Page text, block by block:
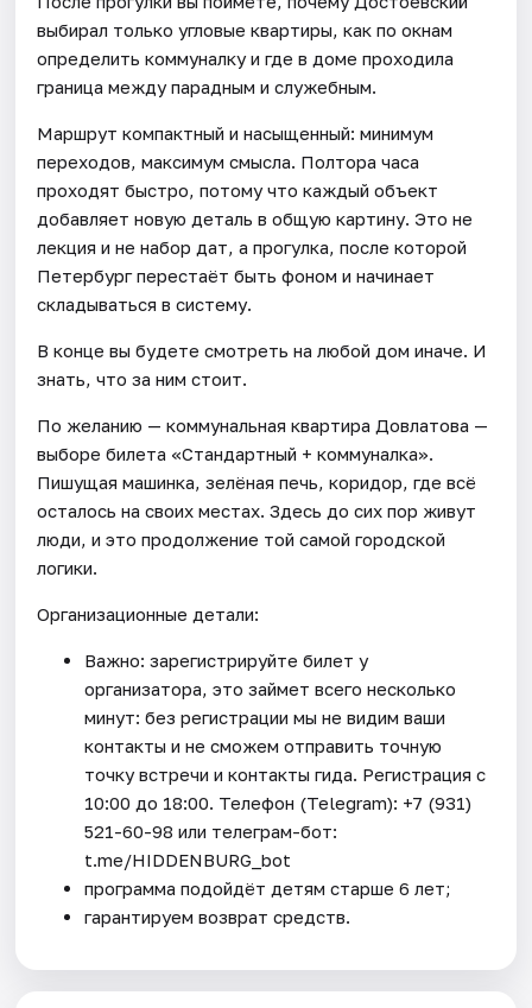
выбирал только угловые квартиры, как по окнам
определить коммуналку и где в доме проходила
граница между парадным и служебным.
Маршрут компактный и насыщенный: минимум
переходов, максимум смысла. Полтора часа
проходят быстро, потому что каждый объект
добавляет новую деталь в общую картину. Это не
лекция и не набор дат, а прогулка, после которой
Петербург перестаёт быть фоном и начинает
складываться в систему.
В конце вы будете смотреть на любой дом иначе. И
знать, что за ним стоит.
По желанию — коммунальная квартира Довлатова —
выборе билета «Стандартный + коммуналка».
Пишущая машинка, зелёная печь, коридор, где всё
осталось на своих местах. Здесь до сих пор живут
люди, и это продолжение той самой городской
логики.
Организационные детали:
Важно: зарегистрируйте билет у
организатора, это займет всего несколько
минут: без регистрации мы не видим ваши
контакты и не сможем отправить точную
точку встречи и контакты гида. Регистрация с
10:00 до 18:00. Телефон (Telegram): +7 (931)
521-60-98 или телеграм-бот:
t.me/HIDDENBURG_bot
программа подойдёт детям старше 6 лет;
гарантируем возврат средств.